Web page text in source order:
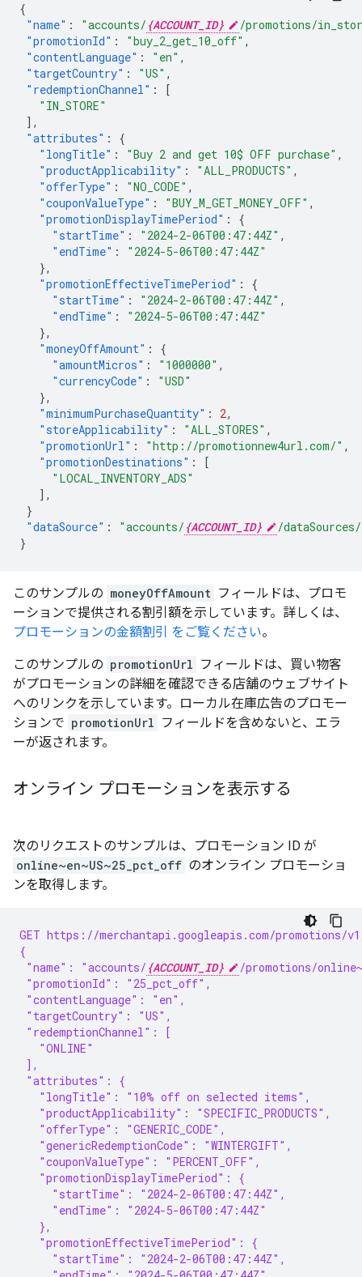
{
"name" : "accounts/ {ACCOUNT_ID}
/promotions/
"promotionId" : "buy_2_get_10_off" ,
"contentLanguage" : "en" ,
"targetCountry" : "US" ,
"redemptionChannel" :
[
"IN_STORE"
],
"attributes" :
{
"longTitle" : "Buy 2 and get 10$ OFF purchase" ,
"productApplicability" : "ALL_PRODUCTS" ,
"offerType" : "NO_CODE" ,
"couponValueType" : "BUY_M_GET_MONEY_OFF" ,
"promotionDisplayTimePeriod" :
{
"startTime" : "2024-2-06T00:47:44Z" ,
"endTime" :
"2024-5-06T00:47:44Z"
},
"promotionEffectiveTimePeriod" :
{
"startTime" : "2024-2-06T00:47:44Z" ,
"endTime" :
"2024-5-06T00:47:44Z"
},
"moneyOffAmount" :
{
"amountMicros" : "1000000" ,
"currencyCode" :
"USD"
},
"minimumPurchaseQuantity" : 2,
"storeApplicability" : "ALL_STORES" ,
"promotionUrl" : "http://promotionnew4url.com/" ,
"promotionDestinations" :
[
"LOCAL_INVENTORY_ADS"
],
}
"dataSource" : "accounts/ {ACCOUNT_ID}
/dataSources/
}
このサンプルの moneyOffAmount フィールドは、プロモ
ーションで提供される割引額を示しています。詳しくは、
プロモーションの金額割引 をご覧ください。
このサンプルの promotionUrl フィールドは、買い物客
がプロモーションの詳細を確認できる店舗のウェブサイト
へのリンクを示しています。ローカル在庫広告のプロモー
ションで promotionUrl フィールドを含めないと、エラ
ーが返されます。
オンライン プロモーションを表示する
次のリクエストのサンプルは、プロモーション ID が
online~en~US~25_pct_off のオンライン プロモーショ
ンを取得します。
GET https://merchantapi.googleapis.com/promotions/
{
"name": "accounts/ {ACCOUNT_ID}
/promotions/
"promotionId": "25_pct_off",
"contentLanguage": "en",
"targetCountry": "US",
"redemptionChannel": [
   "ONLINE"
],
"attributes": {
   "longTitle": "10% off on selected items",
   "productApplicability": "SPECIFIC_PRODUCTS",
   "offerType": "GENERIC_CODE",
   "genericRedemptionCode": "WINTERGIFT",
   "couponValueType": "PERCENT_OFF",
   "promotionDisplayTimePeriod": {
     "startTime": "2024-2-06T00:47:44Z",
     "endTime": "2024-5-06T00:47:44Z"
   },
   "promotionEffectiveTimePeriod": {
     "startTime": "2024-2-06T00:47:44Z",